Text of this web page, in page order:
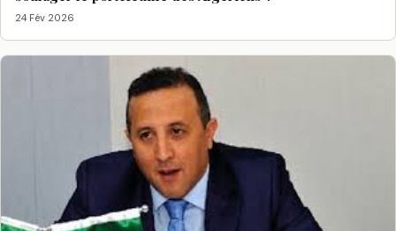
24 Fév 2026